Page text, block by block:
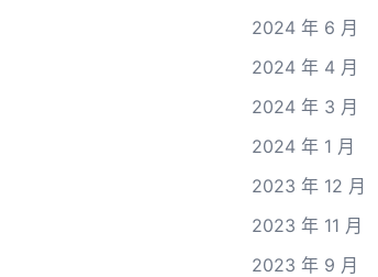
2024 年 6 月
2024 年 4 月
2024 年 3 月
2024 年 1 月
2023 年 12 月
2023 年 11 月
2023 年 9 月